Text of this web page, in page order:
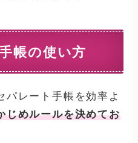
帳の使い方
パレート手帳を効率よ
じめルールを決めてお